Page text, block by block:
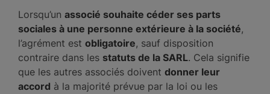
Lorsqu’un associé souhaite céder ses parts
sociales à une personne extérieure à la société,
l’agrément est obligatoire, sauf disposition
contraire dans les statuts de la SARL. Cela signifie
que les autres associés doivent donner leur
accord à la majorité prévue par la loi ou les